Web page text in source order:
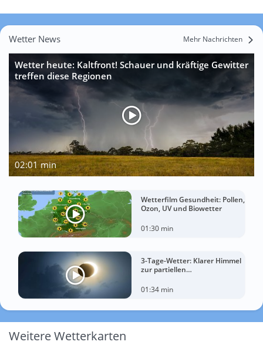
Wetter News Mehr Nachrichten
Wetter heute: Kaltfront! Schauer und kräftige Gewitter
treffen diese Regionen
02:01 min
Wetterfilm Gesundheit: Pollen,
Ozon, UV und Biowetter
01:30 min
3-Tage-Wetter: Klarer Himmel
zur partiellen
Mittwoch?
01:34 min
Weitere Wetterkarten